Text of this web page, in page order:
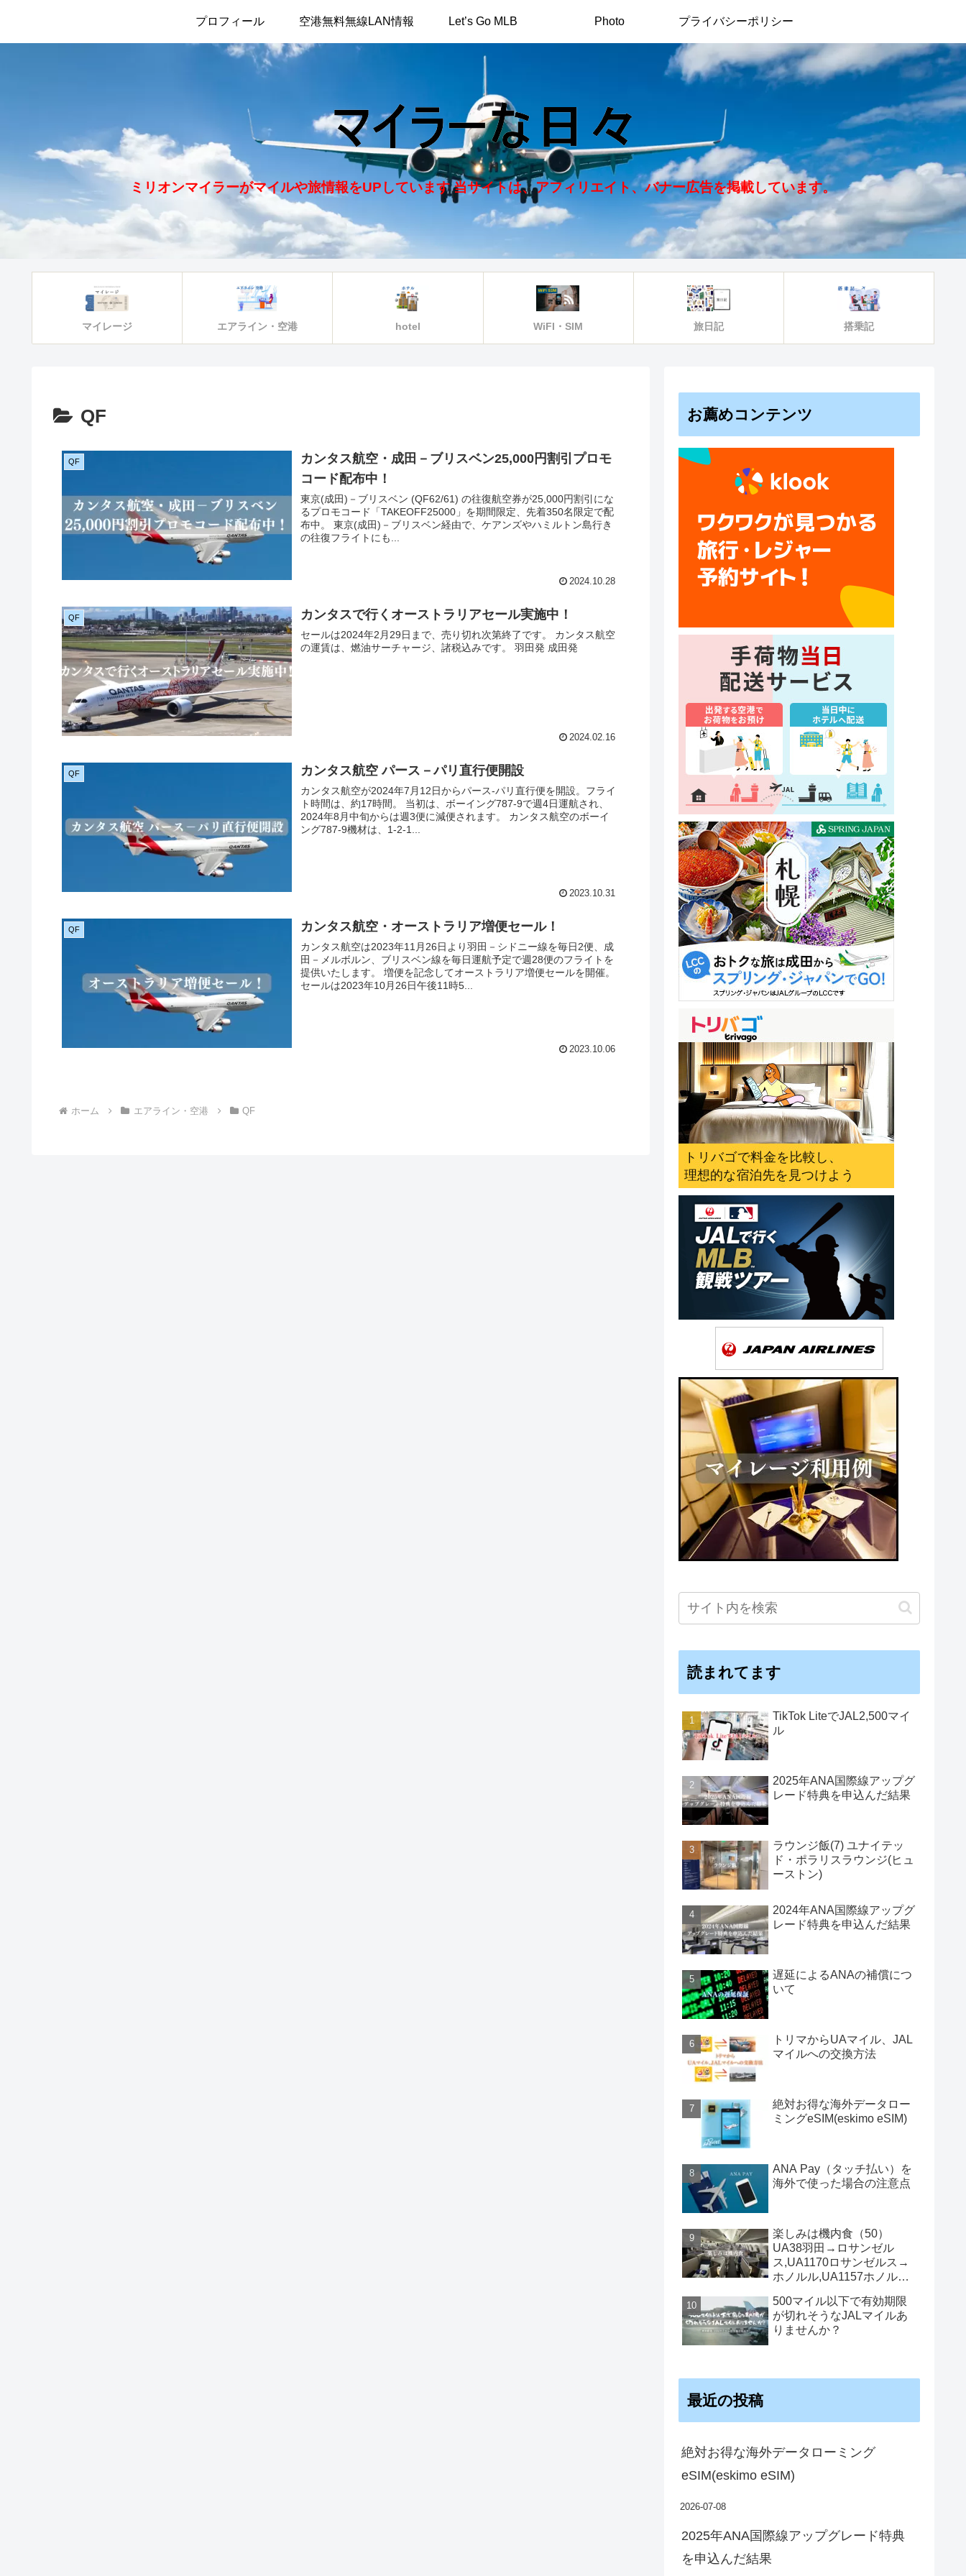
ミリオンマイラーがマイルや旅情報をUPしています 当サイトは、アフィリエイト、バナー広告を掲載しています。
プロフィール 空港無料無線LAN情報 Let’s Go MLB Photo プライバシーポリシー
マイレージ エアライン・空港 hotel WiFI・SIM 旅日記 搭乗記
QF
QF
カンタス航空・成田－ブリスベン25,000円割引プロモ
コード配布中！
東京(成田)－ブリスベン (QF62/61) の往復航空券が25,000円割引にな
るプロモコード「TAKEOFF25000」を期間限定、先着350名限定で配
布中。 東京(成田)－ブリスベン経由で、ケアンズやハミルトン島行き
の往復フライトにも...
2024.10.28
QF カンタスで行くオーストラリアセール実施中！
セールは2024年2月29日まで、売り切れ次第終了です。 カンタス航空
の運賃は、燃油サーチャージ、諸税込みです。 羽田発 成田発
2024.02.16
QF カンタス航空 パース－パリ直行便開設
カンタス航空が2024年7月12日からパース-パリ直行便を開設。フライ
ト時間は、約17時間。 当初は、ボーイング787-9で週4日運航され、
2024年8月中旬からは週3便に減便されます。 カンタス航空のボーイ
ング787-9機材は、1-2-1...
2023.10.31
QF カンタス航空・オーストラリア増便セール！
カンタス航空は2023年11月26日より羽田－シドニー線を毎日2便、成
田－メルボルン、ブリスベン線を毎日運航予定で週28便のフライトを
提供いたします。 増便を記念してオーストラリア増便セールを開催。
セールは2023年10月26日午後11時5...
2023.10.06
ホーム エアライン・空港 QF
お薦めコンテンツ
読まれてます
TikTok LiteでJAL2,500マイ
ル
2025年ANA国際線アップグ
レード特典を申込んだ結果
ラウンジ飯(7) ユナイテッ
ド・ポラリスラウンジ(ヒュ
ーストン)
2024年ANA国際線アップグ
レード特典を申込んだ結果
遅延によるANAの補償につ
いて
トリマからUAマイル、JAL
マイルへの交換方法
絶対お得な海外データロー
ミングeSIM(eskimo eSIM)
ANA Pay（タッチ払い）を
海外で使った場合の注意点
楽しみは機内食（50）
UA38羽田→ロサンゼル
ス,UA1170ロサンゼルス→
ホノルル,UA1157ホノルル
500マイル以下で有効期限
が切れそうなJALマイルあ
りませんか？
最近の投稿
絶対お得な海外データローミング
eSIM(eskimo eSIM)
2026-07-08
2025年ANA国際線アップグレード特典
を申込んだ結果